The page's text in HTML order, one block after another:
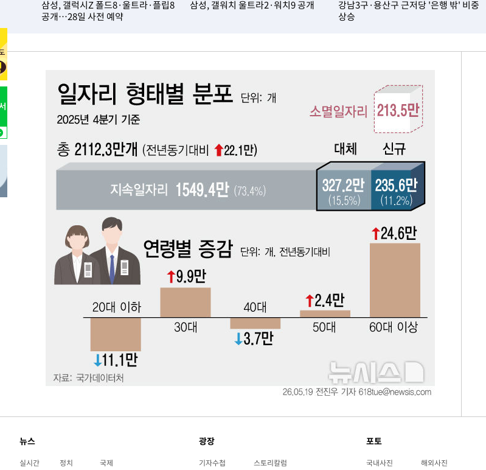
-4986초 전 >이란, 호르무즈서 "적국 목표물들"과 대치로 남부 케슘섬에서 두차
례 큰 폭발음
-3701초 전 >
[속보]美, 폴리실리콘 수입 규제…파생제품 15% 관세, 120일 후 발
-28265초 전 >[속보]국힘 윤리위, '돌려차기 발언' 진종오·서범수 징계 절차 개시
[속보] 7월 중국 수출 23.9%↑ 수입 27.5%↑…무역총액
-20750초 전 >[속보]'채상병 순직 책임' 임성근, 항소심도 징역 3년
-20616초 전 > [속보]종합특검, '관저이전 봐주기 감사' 유병호 구속기소
-17216초 전 >민주 콩고 에볼라환자 4천명 돌파, 4053명 발생 1850명 사망
"미 전국적 살모네라 식중독 원인은 멕시코산 할라피뇨"-- CDC
-14173초 전 >[속보]경찰·노동부, HL만도 평택사업장 끼임 사망 관련 압수수색
-14054초 전 >[속보]합수본, '투표율 허위 입력' 중앙·서울·경기도 선관위 등 9곳
-13809초 전 >[속보]원·달러 환율, 오전 9시 1423.8원
-13605초 전 > [속보]삼성전자·SK하이닉스 동반 강보합…1%대 상승 출발
-13591초 전 >
[속보]코스닥, 5.95포인트(0.74%) 상승한 807.62개장
[속보]코스피, 6300선 재탈환…1.09% 오른 6365.07 개장
시리아 다마스쿠스 교외에서 미니버스 폭발.. 14명 부상, 3명은 중
입추에도 극한더위…서울 낮 39도 '폭염중대경보'
이란, 호르무즈서 "적국 목표물들"과 대치로 남부 케슘섬에서 두차
[속보]美, 폴리실리콘 수입 규제…파생제품 15% 관세, 120일 후 발
-1852초 전 >[속보]트럼프, 美 원정출산 금지 행정명령 서명
삼성, 갤럭시Z 폴드8·울트라·플립8
공개…28일 사전 예약
삼성, 갤워치 울트라2·워치9 공개
강남3구·용산구 근저당 '은행 밖' 비중
상승
뉴스
실시간 정치 국제
광장
기자수첩 스토리칼럼
포토
국내사진 해외사진